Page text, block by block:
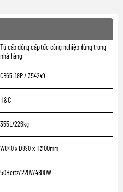
Tủ cấp đông cấp tốc công nghiệp dùng trong
nhà hàng
CB65L18P / 354249
H&C
355L/226kg
W840 x D890 x H2100mm
50Hertz/220V/4800W